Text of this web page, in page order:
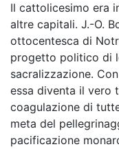
Il cattolicesimo era
altre capitali. J.-O.
ottocentesca di
progetto politico di
sacralizzazione.
essa diventa il vero
coagulazione di
meta del
pacificazione